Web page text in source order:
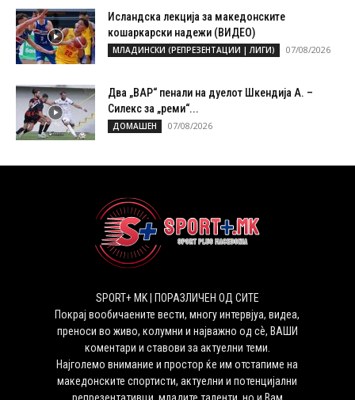
Исландска лекција за македонските
кошаркарски надежи (ВИДЕО)
МЛАДИНСКИ (РЕПРЕЗЕНТАЦИИ | ЛИГИ) 07/08/2026
Два „ВАР“ пенали на дуелот Шкендија А. –
Силекс за „реми“...
ДОМАШЕН 07/08/2026
SPORT+ MK | ПОРАЗЛИЧЕН ОД СИТЕ
Покрај вообичаените вести, многу интервјуа, видеа,
преноси во живо, колумни и најважно од сѐ, ВАШИ
коментари и ставови за актуелни теми.
Најголемо внимание и простор ќе им отстапиме на
македонските спортисти, актуелни и потенцијални